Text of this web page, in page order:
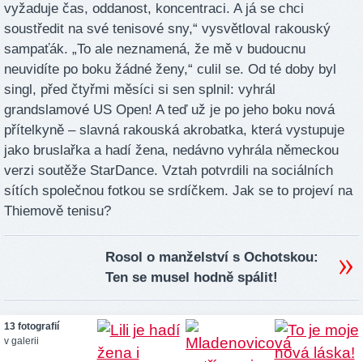
vyžaduje čas, oddanost, koncentraci. A já se chci
soustředit na své tenisové sny,“ vysvětloval rakouský
sampaťák. „To ale neznamená, že mě v budoucnu
neuvidíte po boku žádné ženy,“ culil se. Od té doby byl
singl, před čtyřmi měsíci si sen splnil: vyhrál
grandslamové US Open! A teď už je po jeho boku nová
přítelkyně – slavná rakouská akrobatka, která vystupuje
jako bruslařka a hadí žena, nedávno vyhrála německou
verzi soutěže StarDance. Vztah potvrdili na sociálních
sítích společnou fotkou se srdíčkem. Jak se to projeví na
Thiemově tenisu?
Rosol o manželství s Ochotskou:
Ten se musel hodně spálit!
13 fotografií
v galerii